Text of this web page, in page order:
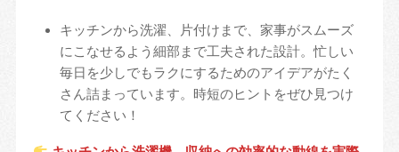
キッチンから洗濯、片付けまで、家事がスムーズ
にこなせるよう細部まで工夫された設計。忙しい
毎日を少しでもラクにするためのアイデアがたく
さん詰まっています。時短のヒントをぜひ見つけ
てください！